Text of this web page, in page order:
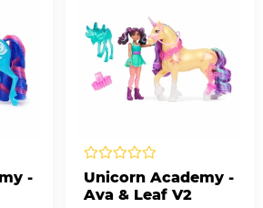
-
Unicorn Academy -
Ava & Leaf V2